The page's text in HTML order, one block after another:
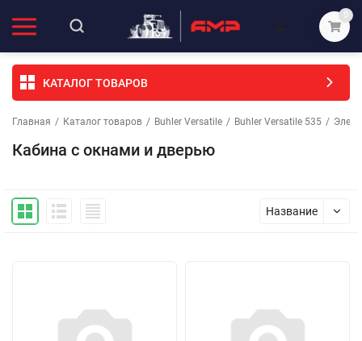
0
КАТАЛОГ ТОВАРОВ
Главная / Каталог товаров / Buhler Versatile / Buhler Versatile 535 /
Кабина с окнами и дверью
Название